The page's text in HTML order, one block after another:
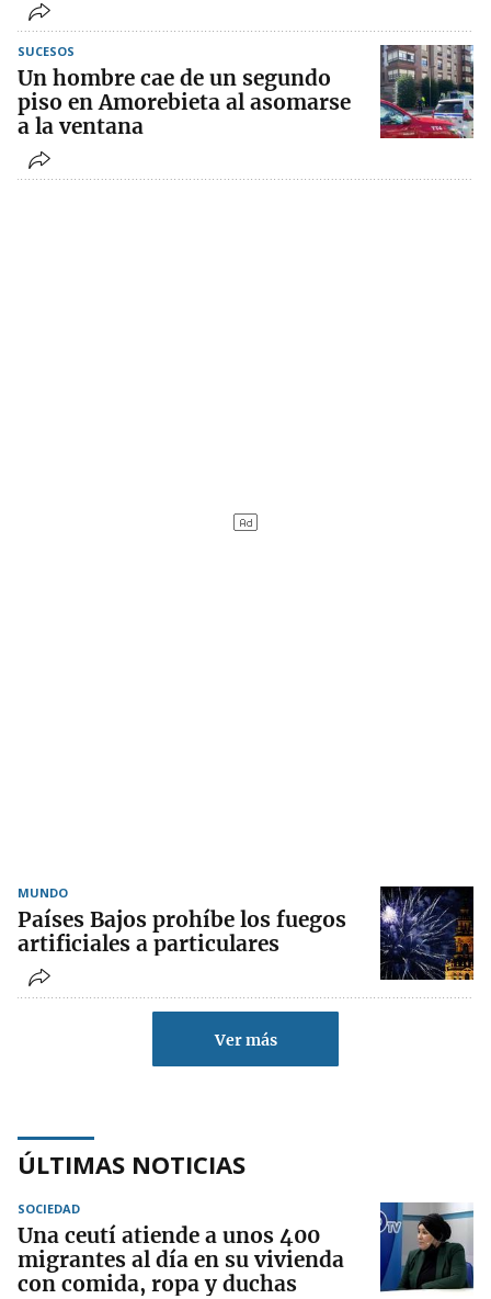
SUCESOS
Un hombre cae de un segundo
piso en Amorebieta al asomarse
a la ventana
MUNDO
Países Bajos prohíbe los fuegos
artificiales a particulares
Ver más
ÚLTIMAS NOTICIAS
SOCIEDAD
Una ceutí atiende a unos 400
migrantes al día en su vivienda
con comida, ropa y duchas